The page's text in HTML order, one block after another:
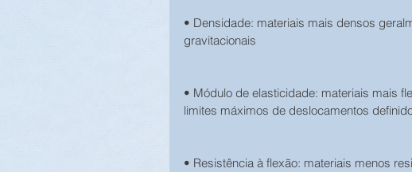
• Densidade: materiais mais densos
gravitacionais
• Módulo de elasticidade: materiais mais
limites máximos de deslocamentos
• Resistência à flexão: materiais menos